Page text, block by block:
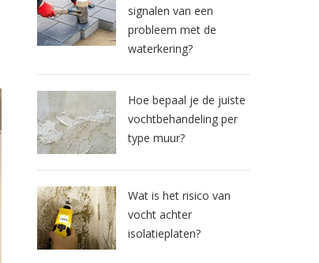
signalen van een
probleem met de
waterkering?
Hoe bepaal je de juiste
vochtbehandeling per
type muur?
Wat is het risico van
vocht achter
isolatieplaten?